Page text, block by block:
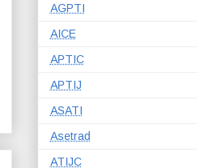
AGPTI
AICE
APTIC
APTIJ
ASATI
Asetrad
ATIJC